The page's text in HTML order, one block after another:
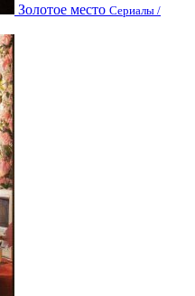
Золотое место Сериалы /